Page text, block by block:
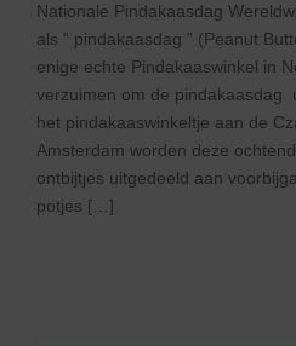
Nationale Pindakaasdag
als “ pindakaasdag ” (Peanut
enige echte Pindakaaswinkel in
verzuimen om de pindakaasdag
het pindakaaswinkeltje aan de
Amsterdam worden deze
ontbijtjes uitgedeeld aan
potjes […]